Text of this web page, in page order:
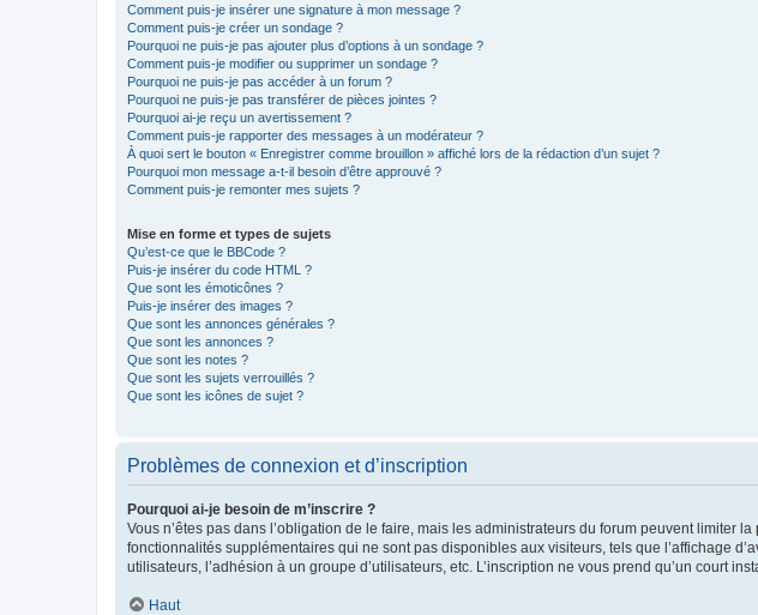
Comment puis-je insérer une signature à mon message ?
Comment puis-je créer un sondage ?
Pourquoi ne puis-je pas ajouter plus d’options à un sondage ?
Comment puis-je modifier ou supprimer un sondage ?
Pourquoi ne puis-je pas accéder à un forum ?
Pourquoi ne puis-je pas transférer de pièces jointes ?
Pourquoi ai-je reçu un avertissement ?
Comment puis-je rapporter des messages à un modérateur ?
À quoi sert le bouton « Enregistrer comme brouillon » affiché lors de la rédaction d’un sujet ?
Pourquoi mon message a-t-il besoin d’être approuvé ?
Comment puis-je remonter mes sujets ?
Mise en forme et types de sujets
Qu’est-ce que le BBCode ?
Puis-je insérer du code HTML ?
Que sont les émoticônes ?
Puis-je insérer des images ?
Que sont les annonces générales ?
Que sont les annonces ?
Que sont les notes ?
Que sont les sujets verrouillés ?
Que sont les icônes de sujet ?
Problèmes de connexion et d’inscription
Pourquoi ai-je besoin de m’inscrire ?
Vous n’êtes pas dans l’obligation de le faire, mais les administrateurs du forum peuvent
fonctionnalités supplémentaires qui ne sont pas disponibles aux visiteurs, tels que l’affichage
utilisateurs, l’adhésion à un groupe d’utilisateurs, etc. L’inscription ne vous prend qu’un court
Haut